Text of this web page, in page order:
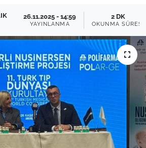
26.11.2025 - 14:59
YAYINLANMA
2 DK
OKUNMA SÜRESI